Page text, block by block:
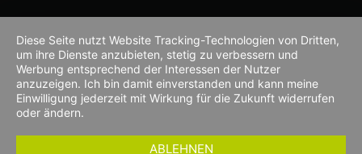
Diese Seite nutzt Website Tracking-Technologien von Dritten,
um ihre Dienste anzubieten, stetig zu verbessern und
Werbung entsprechend der Interessen der Nutzer
anzuzeigen. Ich bin damit einverstanden und kann meine
Einwilligung jederzeit mit Wirkung für die Zukunft widerrufen
oder ändern.
ABLEHNEN